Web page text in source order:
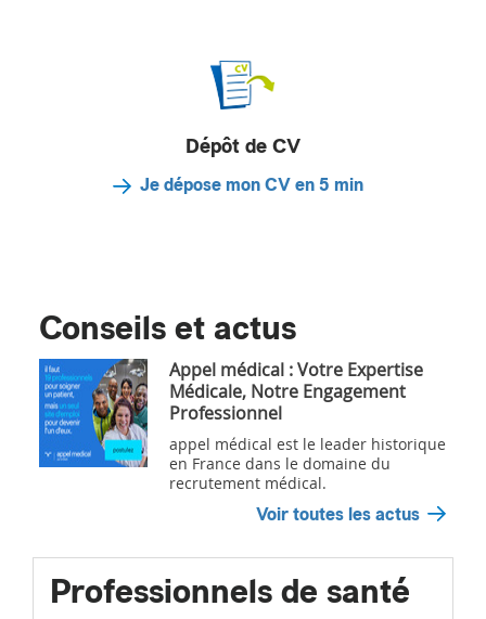
Dépôt de CV
Je dépose mon CV en 5 min
Conseils et actus
Appel médical : Votre Expertise
Médicale, Notre Engagement
Professionnel
appel médical est le leader historique
en France dans le domaine du
recrutement médical.
Voir toutes les actus
Professionnels de santé